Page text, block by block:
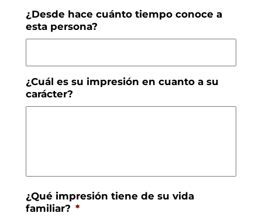
¿Desde hace cuánto tiempo conoce a
esta persona?
¿Cuál es su impresión en cuanto a su
carácter?
¿Qué impresión tiene de su vida
familiar? *